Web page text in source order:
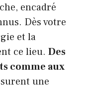
encadré
Dès votre
et la
ce lieu. Des
comme aux
une